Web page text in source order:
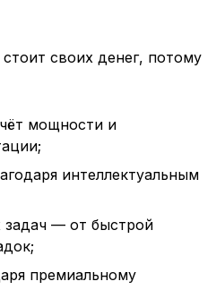
стоит своих денег, потому
мощности и
интеллектуальным
— от быстрой
премиальному